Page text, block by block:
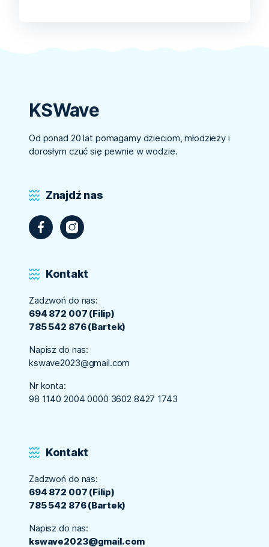
KSWave
Od ponad 20 lat pomagamy dzieciom, młodzieży i
dorosłym czuć się pewnie w wodzie.
Znajdź nas
Kontakt
Zadzwoń do nas:
694 872 007 (Filip)
785 542 876 (Bartek)
Napisz do nas:
kswave2023@gmail.com
Nr konta:
98 1140 2004 0000 3602 8427 1743
Kontakt
Zadzwoń do nas:
694 872 007 (Filip)
785 542 876 (Bartek)
Napisz do nas:
kswave2023@gmail.com